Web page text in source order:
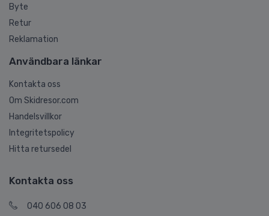
Byte
Retur
Reklamation
Användbara länkar
Kontakta oss
Om Skidresor.com
Handelsvillkor
Integritetspolicy
Hitta retursedel
Kontakta oss
040 606 08 03